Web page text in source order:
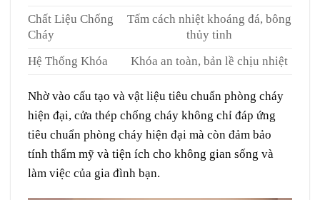
Chất Liệu Chống
Cháy
Tấm cách nhiệt khoáng đá, bông
thủy tinh
Hệ Thống Khóa
Khóa an toàn, bản lề chịu nhiệt
Nhờ vào cấu tạo và vật liệu tiêu chuẩn phòng cháy
hiện đại, cửa thép chống cháy không chỉ đáp ứng
tiêu chuẩn phòng cháy hiện đại mà còn đảm bảo
tính thẩm mỹ và tiện ích cho không gian sống và
làm việc của gia đình bạn.